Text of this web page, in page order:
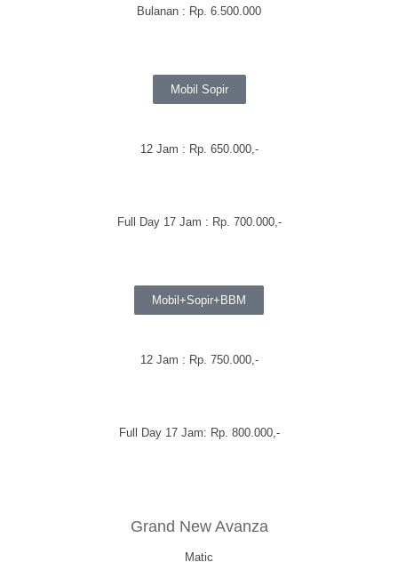
Bulanan : Rp. 6.500.000
Mobil Sopir
12 Jam : Rp. 650.000,-
Full Day 17 Jam : Rp. 700.000,-
Mobil+Sopir+BBM
12 Jam : Rp. 750.000,-
Full Day 17 Jam: Rp. 800.000,-
Grand New Avanza
Matic